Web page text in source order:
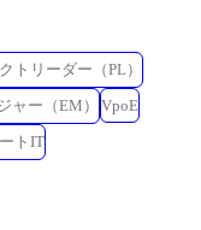
トリーダー（PL）
ャー（EM）
VpoE
トIT